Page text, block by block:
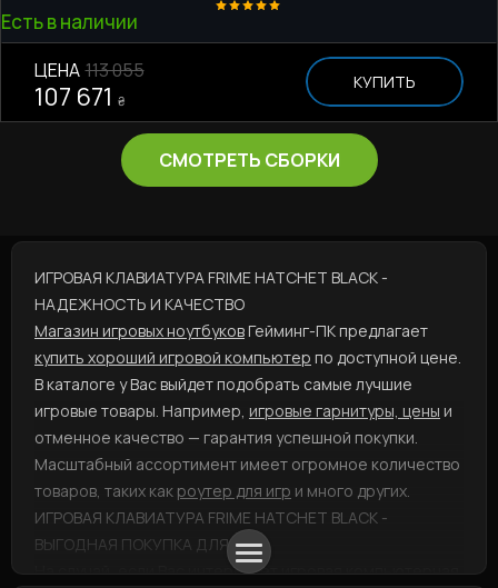
Есть в наличии
ЦЕНА 113 055
107 671 ₴
КУПИТЬ
СМОТРЕТЬ СБОРКИ
ИГРОВАЯ КЛАВИАТУРА FRIME HATCHET BLACK -
НАДЕЖНОСТЬ И КАЧЕСТВО
Магазин игровых ноутбуковГейминг-ПК предлагает
купить хороший игровой компьютер по доступной цене.
В каталоге у Вас выйдет подобрать самые лучшие
игровые товары. Например, игровые гарнитуры, цены и
отменное качество — гарантия успешной покупки.
Масштабный ассортимент имеет огромное количество
товаров, таких как роутер для игр и много других.
ИГРОВАЯ КЛАВИАТУРА FRIME HATCHET BLACK -
ВЫГОДНАЯ ПОКУПКА ДЛЯ ВАС
На случай, если Вас интересуетигровая компьютерная